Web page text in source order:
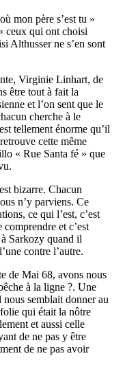
mon père s’est tu »
ceux qui ont choisi
Althusser ne s’en sont
Virginie Linhart, de
être tout à fait la
et l’on sent que le
cherche à le
tellement énorme qu’il
cette même
« Rue Santa fé » que
bizarre. Chacun
n’y parviens. Ce
ce qui l’est, c’est
et c’est
Sarkozy quand il
contre l’autre.
de Mai 68, avons nous
à la ligne ?. Une
nous semblait donner au
qui était la nôtre
et aussi celle
de ne pas y être
de ne pas avoir